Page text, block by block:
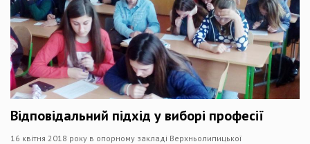
Відповідальний підхід у виборі професії
16 квітня 2018 року в опорному закладі Верхньолипицької